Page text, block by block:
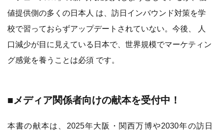
値提供側の多くの日本人 は、訪日インバウンド対策を学
校で習っておらずアップデートされていない。今後、 人
口減少が目に見えている日本で、世界規模でマーケティン
グ感覚を養うことは必須 です。
■メディア関係者向けの献本を受付中！
本書の献本は、2025年大阪・関西万博や2030年の訪日